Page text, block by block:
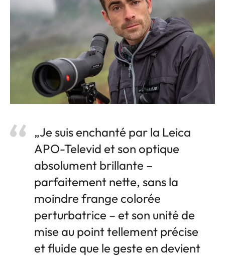
„Je suis enchanté par la Leica
APO-Televid et son optique
absolument brillante –
parfaitement nette, sans la
moindre frange colorée
perturbatrice – et son unité de
mise au point tellement précise
et fluide que le geste en devient